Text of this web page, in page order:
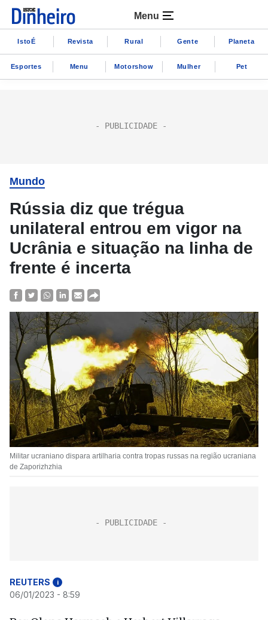
Menu
IstoÉ Revista Rural Gente Planeta
Esportes Menu Motorshow Mulher Pet
Mundo
Rússia diz que trégua
unilateral entrou em vigor na
Ucrânia e situação na linha de
frente é incerta
Militar ucraniano dispara artilharia contra tropas russas na região ucraniana
de Zaporizhzhia
REUTERS i
06/01/2023 - 8:59